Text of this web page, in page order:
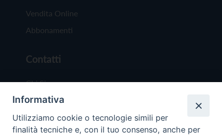
Vendita Online
Abbonamenti
Contatti
Chi Siamo
Redazione
Scrivici
Informativa
Utilizziamo cookie o tecnologie simili per
finalità tecniche e, con il tuo consenso, anche per